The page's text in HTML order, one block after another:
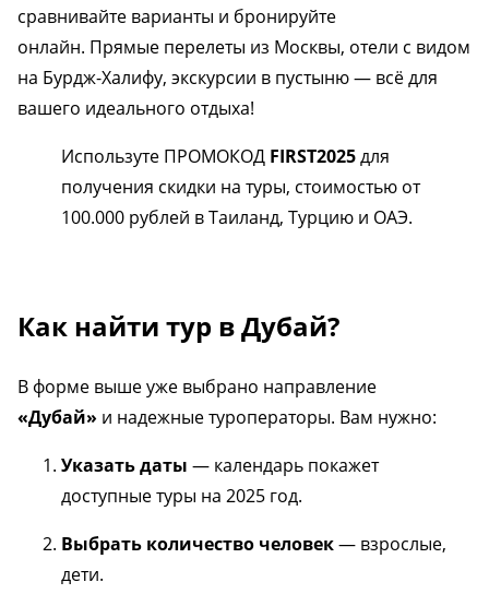
сравнивайте варианты и бронируйте
онлайн. Прямые перелеты из Москвы, отели с видом
на Бурдж-Халифу, экскурсии в пустыню — всё для
вашего идеального отдыха!
Используте ПРОМОКОД FIRST2025для
получения скидки на туры, стоимостью от
100.000 рублей в Таиланд, Турцию и ОАЭ.
Как найти тур в Дубай?
В форме выше уже выбрано направление
«Дубай» и надежные туроператоры. Вам нужно:
Указать даты — календарь покажет
доступные туры на 2025 год.
Выбрать количество человек— взрослые,
дети.